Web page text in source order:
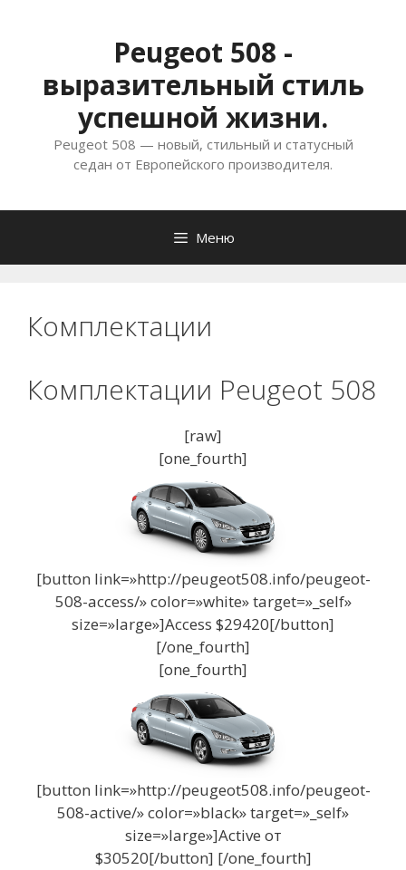
Peugeot 508 -
выразительный стиль
успешной жизни.
Peugeot 508 — новый, стильный и статусный
седан от Европейского производителя.
Меню
Комплектации
Комплектации Peugeot 508
[raw]
[one_fourth]
[button link=»http://peugeot508.info/peugeot-
508-access/» color=»white» target=»_self»
size=»large»]Access $29420[/button]
[/one_fourth]
[one_fourth]
[button link=»http://peugeot508.info/peugeot-
508-active/» color=»black» target=»_self»
size=»large»]Active от
$30520[/button] [/one_fourth]